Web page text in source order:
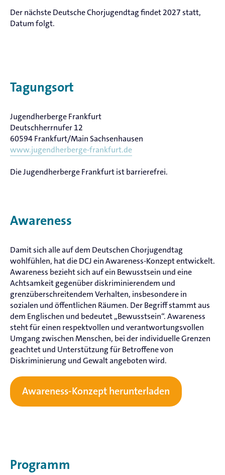
Der nächste Deutsche Chorjugendtag findet 2027 statt,
Datum folgt.
Tagungsort
Jugendherberge Frankfurt
Deutschherrnufer 12
60594 Frankfurt/Main Sachsenhausen
www.jugendherberge-frankfurt.de
Die Jugendherberge Frankfurt ist barrierefrei.
Awareness
Damit sich alle auf dem Deutschen Chorjugendtag
wohlfühlen, hat die DCJ ein Awareness-Konzept entwickelt.
Awareness bezieht sich auf ein Bewusstsein und eine
Achtsamkeit gegenüber diskriminierendem und
grenzüberschreitendem Verhalten, insbesondere in
sozialen und öffentlichen Räumen. Der Begriff stammt aus
dem Englischen und bedeutet „Bewusstsein“. Awareness
steht für einen respektvollen und verantwortungsvollen
Umgang zwischen Menschen, bei der individuelle Grenzen
geachtet und Unterstützung für Betroffene von
Diskriminierung und Gewalt angeboten wird.
Awareness-Konzept herunterladen
Programm